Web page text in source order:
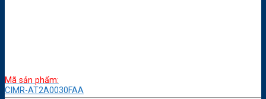
Mã sản phẩm:
CIMR-AT2A0030FAA